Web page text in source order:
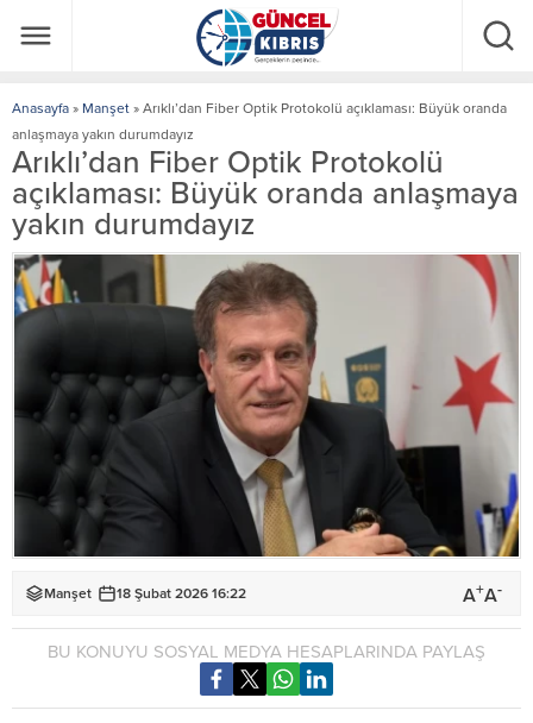
Anasayfa » Manşet » Arıklı’dan Fiber Optik Protokolü açıklaması: Büyük oranda
anlaşmaya yakın durumdayız
Arıklı’dan Fiber Optik Protokolü
açıklaması: Büyük oranda anlaşmaya
yakın durumdayız
Manşet 18 Şubat 2026 16:22 A+A-
BU KONUYU SOSYAL MEDYA HESAPLARINDA PAYLAŞ